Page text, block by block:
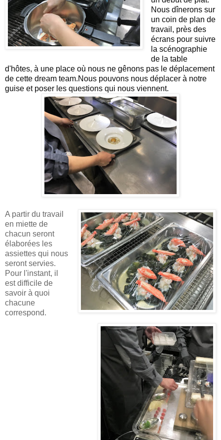
Nous dînerons sur
un coin de plan de
travail, près des
écrans pour suivre
la scénographie
de la table
d'hôtes, à une place où nous ne gênons pas le déplacement
de cette dream team.Nous pouvons nous déplacer à notre
guise et poser les questions qui nous viennent.
A partir du travail
en miette de
chacun seront
élaborées les
assiettes qui nous
seront servies.
Pour l'instant, il
est difficile de
savoir à quoi
chacune
correspond.